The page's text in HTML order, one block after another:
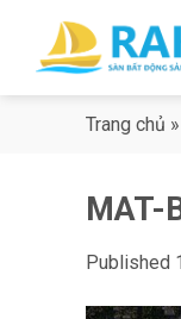
content
Trang chủ »
MAT-
Published